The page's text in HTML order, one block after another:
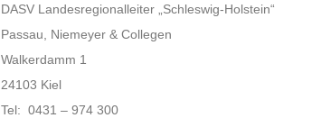
DASV Landesregionalleiter „Schleswig-Holstein“
Passau, Niemeyer & Collegen
Walkerdamm 1
24103 Kiel
Tel: 0431 – 974 300